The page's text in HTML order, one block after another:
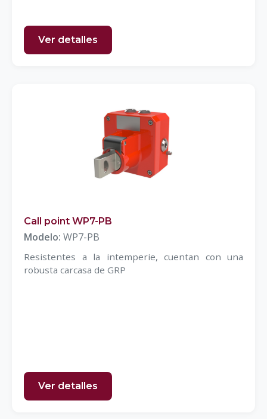
Ver detalles
Call point WP7-PB
Modelo: WP7-PB
Resistentes a la intemperie, cuentan con una
robusta carcasa de GRP
Ver detalles